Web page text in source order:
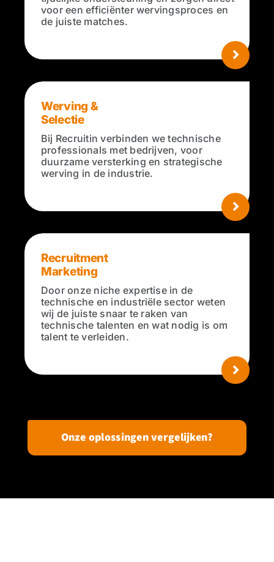
voor een efficiënter wervingsproces en
de juiste matches.
Werving &
Selectie
Bij Recruitin verbinden we technische
professionals met bedrijven, voor
duurzame versterking en strategische
werving in de industrie.
Recruitment
Marketing
Door onze niche expertise in de
technische en industriële sector weten
wij de juiste snaar te raken van
technische talenten en wat nodig is om
talent te verleiden.
Onze oplossingen vergelijken?